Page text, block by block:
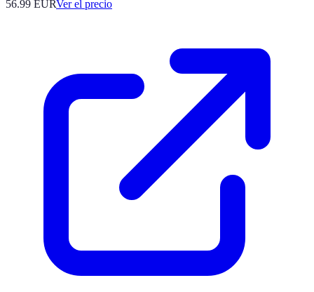
56.99 EURVer el precio